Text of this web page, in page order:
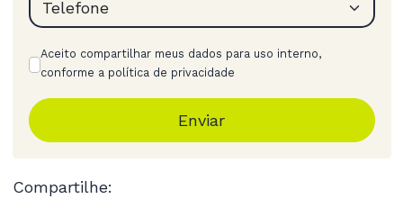
Aceito compartilhar meus dados para uso interno,
conforme a política de privacidade
Enviar
Compartilhe: